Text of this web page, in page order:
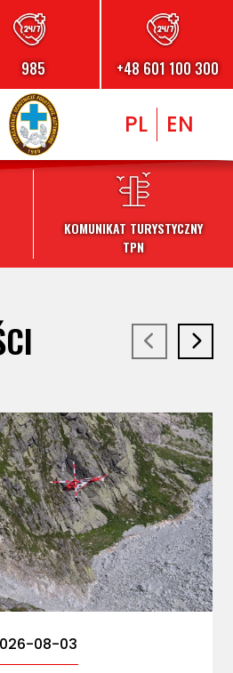
985 +48 601 100 300
PL EN
KOMUNIKAT TURYSTYCZNY
TPN
08-03